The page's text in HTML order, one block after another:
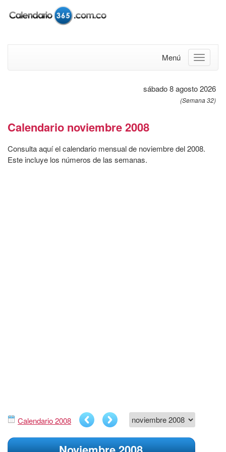
Menú
sábado 8 agosto 2026
(Semana 32)
Calendario noviembre 2008
Consulta aquí el calendario mensual de noviembre del 2008.
Este incluye los números de las semanas.
Calendario 2008